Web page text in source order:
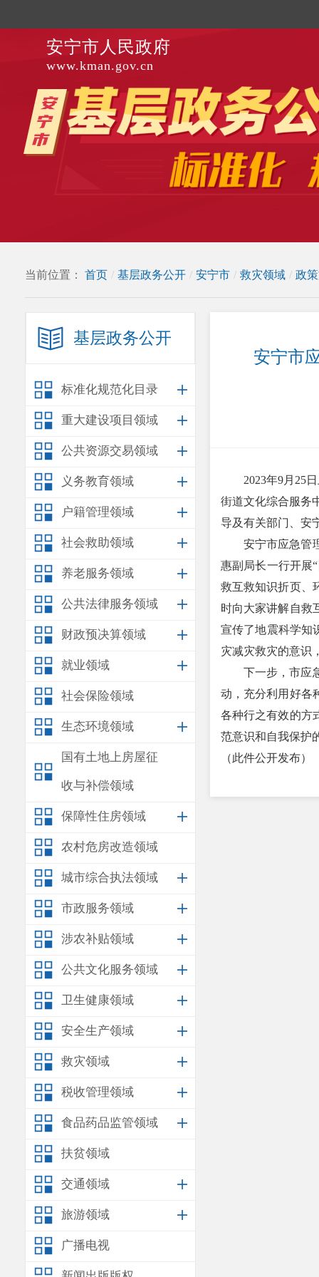
安宁市人民政府
www.kman.gov.cn
当前位置： 首页 / 基层政务公开 / 安宁市 / 救灾领域 / 政
基层政务公开
标准化规范化目录
重大建设项目领域
公共资源交易领域
义务教育领域
户籍管理领域
社会救助领域
养老服务领域
公共法律服务领域
财政预决算领域
就业领域
社会保险领域
生态环境领域
国有土地上房屋征
收与补偿领域
保障性住房领域
农村危房改造领域
城市综合执法领域
市政服务领域
涉农补贴领域
公共文化服务领域
卫生健康领域
安全生产领域
救灾领域
税收管理领域
食品药品监管领域
扶贫领域
交通领域
旅游领域
广播电视
安宁市
2023年9月25
街道文化综合服务
导及有关部门、安
安宁市应急管
惠副局长一行开展
救互救知识折页、
时向大家讲解自救
宣传了地震科学知
灾减灾救灾的意识
下一步，市应
动，充分利用好各
各种行之有效的方
范意识和自我保护
（此件公开发布）